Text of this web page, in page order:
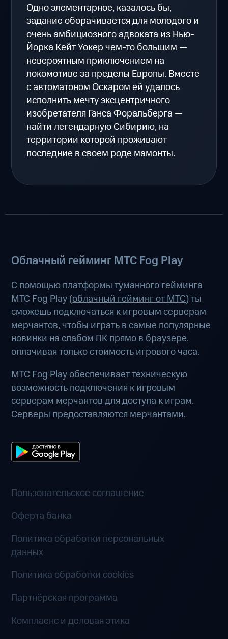
Одно элементарное, казалось бы,
задание оборачивается для молодого и
очень амбициозного адвоката из Нью-
Йорка Кейт Уокер чем-то большим —
невероятным приключением на
локомотиве за пределы Европы. Вместе
с автоматоном Оскаром ей удалось
исполнить мечту эксцентричного
изобретателя Ганса Форальберга —
найти легендарную Сибирию, на
территории которой проживают
последние в своем роде мамонты.
Облачный гейминг МТС Fog Play
С помощью платформы туманного гейминга
МТС Fog Play (облачный гейминг от МТС) ты
сможешь подключаться к игровым серверам
мерчантов, чтобы играть в самые популярные
новинки на слабом ПК прямо в браузере,
оплачивая только стоимость игрового часа.
МТС Fog Play обеспечивает техническую
возможность подключения к игровым
серверам мерчантов для доступа к играм.
Серверы предоставляются мерчантами.
Пользовательское соглашение
Оферта банка
Политика обработки персональных
данных
Политика обработки cookies
Партнёрская программа
Комплаенс и деловая этика